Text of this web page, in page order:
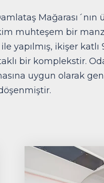
Mağarası´nın
muhteşem bir
yapılmış, ikişer
bir komplekstir.
uygun olarak